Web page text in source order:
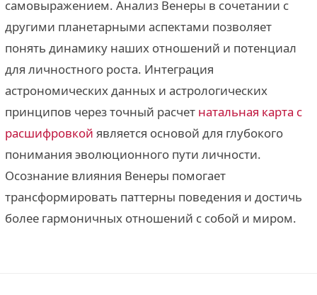
самовыражением. Анализ Венеры в сочетании с
другими планетарными аспектами позволяет
понять динамику наших отношений и потенциал
для личностного роста. Интеграция
астрономических данных и астрологических
принципов через точный расчет натальная карта с
расшифровкой является основой для глубокого
понимания эволюционного пути личности.
Осознание влияния Венеры помогает
трансформировать паттерны поведения и достичь
более гармоничных отношений с собой и миром.